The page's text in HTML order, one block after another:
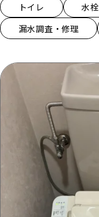
トイレ
水栓
漏水調査・修理